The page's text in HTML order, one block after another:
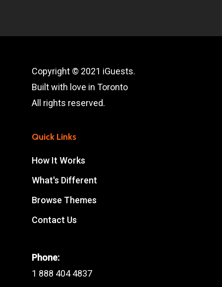
Copyright © 2021 iGuests.
Built with love in Toronto
All rights reserved.
Quick Links
How It Works
What's Different
Browse Themes
Contact Us
Phone:
1 888 404 4837